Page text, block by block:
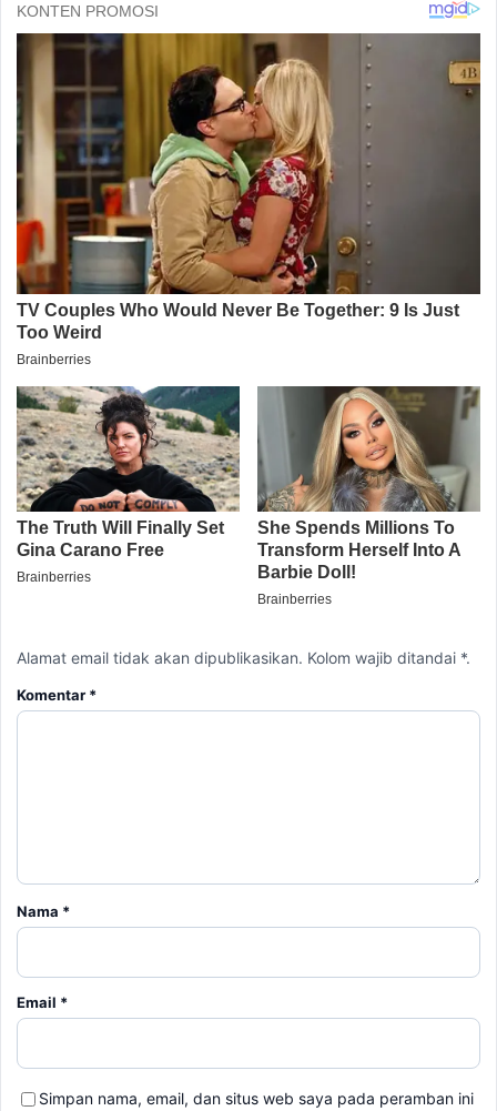
Alamat email tidak akan dipublikasikan. Kolom wajib ditandai *.
Komentar *
Nama *
Email *
Simpan nama, email, dan situs web saya pada peramban ini